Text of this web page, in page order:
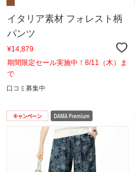
イタリア素材 フォレスト柄
パンツ
¥14,879
期間限定セール実施中！8/11（木）ま
で
口コミ募集中